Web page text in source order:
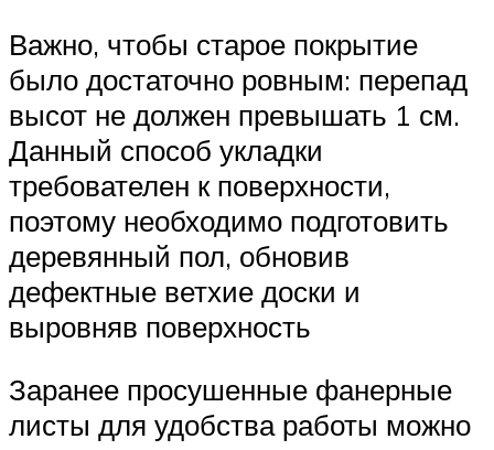
Важно, чтобы старое покрытие
было достаточно ровным: перепад
высот не должен превышать 1 см.
Данный способ укладки
требователен к поверхности,
поэтому необходимо подготовить
деревянный пол, обновив
дефектные ветхие доски и
выровняв поверхность
Заранее просушенные фанерные
листы для удобства работы можно